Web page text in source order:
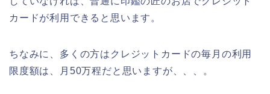
カードが利用できると思います。
ちなみに、多くの方はクレジットカードの毎月の利用
限度額は、月50万程だと思いますが、、、。